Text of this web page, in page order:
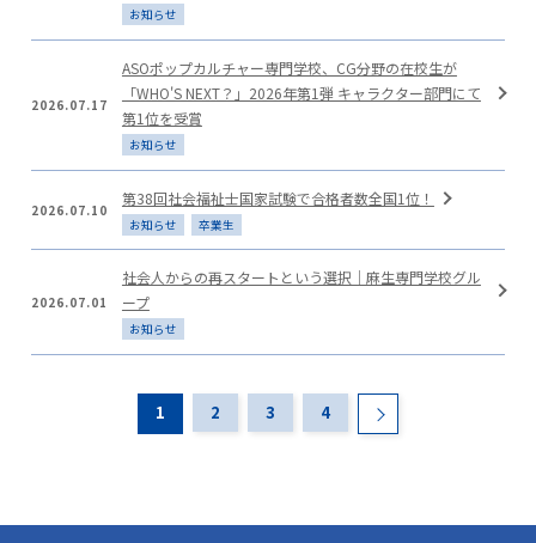
お知らせ
2026.07.17
ASOポップカルチャー専門学校、CG分野の在校生が
「WHO'S NEXT？」2026年第1弾 キャラクター部門にて
第1位を受賞
お知らせ
2026.07.10
第38回社会福祉士国家試験で合格者数全国1位！
お知らせ 卒業生
2026.07.01
社会人からの再スタートという選択｜麻生専門学校グル
ープ
お知らせ
1 2 3 4